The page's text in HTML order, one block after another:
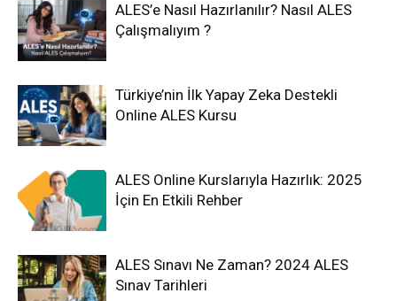
ALES’e Nasıl Hazırlanılır? Nasıl ALES
Çalışmalıyım ?
Türkiye’nin İlk Yapay Zeka Destekli
Online ALES Kursu
ALES Online Kurslarıyla Hazırlık: 2025
İçin En Etkili Rehber
ALES Sınavı Ne Zaman? 2024 ALES
Sınav Tarihleri